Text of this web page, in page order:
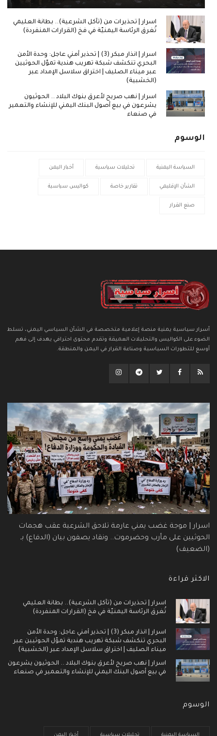
اسرار | تحذيرات من (تآكل الشرعية).. بطانة العليمي
تُغرق الرئاسة اليمنيّة في فخ (القرارات المنفردة)
اسرار | انذار مبكر (3) | تحذير أمني عاجل: وحدة الأمن
البحري تنكشف شبكة تهريب هندية تموّل الحوثيين
عبر ميناء الصليف | اختراق سلاسل الإمداد عبر
(الخشبية)
اسرار | نهب صريح لأعرق بنوك البلاد .. الحوثيون
يشرعون في بيع أصول البنك اليمني للإنشاء والتعمير
في صنعاء
الوسوم
السياسة اليمنية تحليلات سياسية أخبار اليمن
الشأن الإقليمي تقارير خاصة كواليس سياسية
صنع القرار
أسرار سياسية يمنية منصة إعلامية متخصصة في الشأن السياسي اليمني، تسلط
الضوء على الكواليس والتحليلات العميقة وتقدم محتوى احترافي يهدف إلى فهم
أوسع للتطورات السياسية وصناعة القرار في اليمن والمنطقة.
اسرار | موجة غضب يمني عارمة تلاحق الشرعية عقب هجمات
الحوثيين على مأرب وحضرموت.. ونقاد يصفون بيان (الدفاع) بـ
(الضعيف)
الاكثر قراءة
اسرار | تحذيرات من (تآكل الشرعية).. بطانة العليمي
تُغرق الرئاسة اليمنيّة في فخ (القرارات المنفردة)
اسرار | انذار مبكر (3) | تحذير أمني عاجل: وحدة الأمن
البحري تنكشف شبكة تهريب هندية تموّل الحوثيين عبر
ميناء الصليف | اختراق سلاسل الإمداد عبر (الخشبية)
اسرار | نهب صريح لأعرق بنوك البلاد .. الحوثيون يشرعون
في بيع أصول البنك اليمني للإنشاء والتعمير في صنعاء
الوسوم